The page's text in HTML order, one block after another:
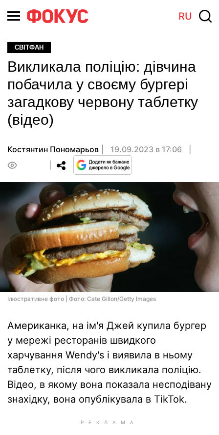
RU
СВІТФАН
Викликала поліцію: дівчина
побачила у своєму бургері
загадкову червону таблетку
(відео)
Костянтин Пономарьов
19.09.2023 в 17:06
Ілюстративне фото | Фото: Cate Gillon/Getty Images
Американка, на ім'я Джей купила бургер
у мережі ресторанів швидкого
харчування Wendy's і виявила в ньому
таблетку, після чого викликала поліцію.
Відео, в якому вона показала несподівану
знахідку, вона опублікувала в TikTok.